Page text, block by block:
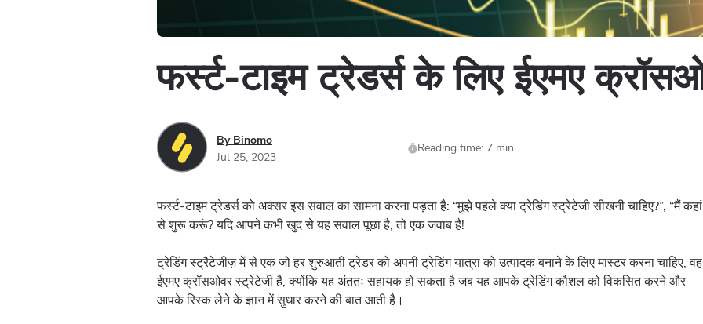
फर्स्ट-टाइम ट्रेडर्स के लिए ईएमए
By Binomo
Jul 25, 2023
Reading time: 7 min
फर्स्ट-टाइम ट्रेडर्स को अक्सर इस सवाल का सामना करना पड़ता है: “मुझे पहले क्या ट्रेडिंग स्ट्रेटेजी सीखनी चाहिए?”, “मैं कहां
से शुरू करूं? यदि आपने कभी खुद से यह सवाल पूछा है, तो एक जवाब है!
ट्रेडिंग स्ट्रैटेजीज़ में से एक जो हर शुरुआती ट्रेडर को अपनी ट्रेडिंग यात्रा को उत्पादक बनाने के लिए मास्टर करना चाहिए, वह
ईएमए क्रॉसओवर स्ट्रेटेजी है, क्योंकि यह अंततः सहायक हो सकता है जब यह आपके ट्रेडिंग कौशल को विकसित करने और
आपके रिस्क लेने के ज्ञान में सुधार करने की बात आती है।